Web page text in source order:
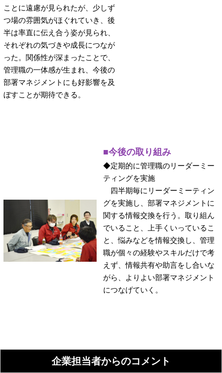
ことに遠慮が見られたが、少しず
つ場の雰囲気がほぐれていき、後
半は率直に伝え合う姿が見られ、
それぞれの気づきや成長につなが
った。関係性が深まったことで、
管理職の一体感が生まれ、今後の
部署マネジメントにも好影響を及
ぼすことが期待できる。
■今後の取り組み
◆定期的に管理職のリーダーミー
ティングを実施
四半期毎にリーダーミーティン
グを実施し、部署マネジメントに
関する情報交換を行う。取り組ん
でいること、上手くいっているこ
と、悩みなどを情報交換し、管理
職が個々の経験やスキルだけで考
えず、情報共有や助言をし合いな
がら、よりよい部署マネジメント
につなげていく。
企業担当者からのコメント